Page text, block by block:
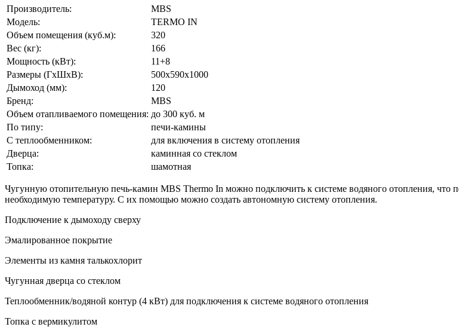
Производитель:
MBS
Модель:
TERMO IN
Объем помещения (куб.м):
320
Вес (кг):
166
Мощность (кВт):
11+8
Размеры (ГхШхВ):
500х590х1000
Дымоход (мм):
120
Бренд:
MBS
Объем отапливаемого помещения: до 300 куб. м
По типу:
печи-камины
С теплообменником:
для включения в систему отопления
Дверца:
каминная со стеклом
Топка:
шамотная
Чугунную отопительную печь-камин MBS Thermo In можно подключить к системе водяного отопления, что
необходимую температуру. С их помощью можно создать автономную систему отопления.
Подключение к дымоходу сверху
Эмалированное покрытие
Элементы из камня талькохлорит
Чугунная дверца со стеклом
Теплообменник/водяной контур (4 кВт) для подключения к системе водяного отопления
Топка с вермикулитом